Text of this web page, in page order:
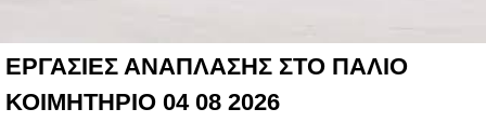
ΕΡΓΑΣΙΕΣ ΑΝΑΠΛΑΣΗΣ ΣΤΟ ΠΑΛΙΟ
ΚΟΙΜΗΤΗΡΙΟ 04 08 2026